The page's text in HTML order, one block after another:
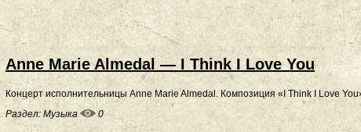
Anne Marie Almedal — I Think I Love You
Концерт исполнительницы Anne Marie Almedal. Композиция «I Think I Love
Раздел: Музыка 0